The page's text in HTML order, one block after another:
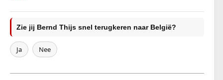
Zie jij Bernd Thijs snel terugkeren naar België?
Ja Nee